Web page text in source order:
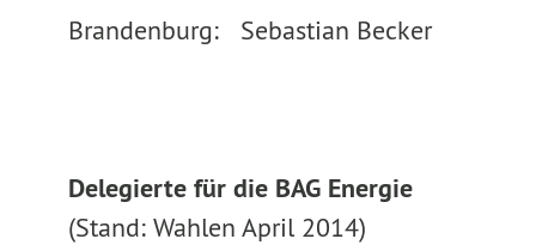
Brandenburg: Sebastian Becker
Delegierte für die BAG Energie
(Stand: Wahlen April 2014)